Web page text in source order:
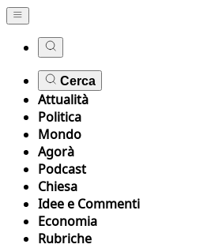
Cerca
Attualità
Politica
Mondo
Agorà
Podcast
Chiesa
Idee e Commenti
Economia
Rubriche